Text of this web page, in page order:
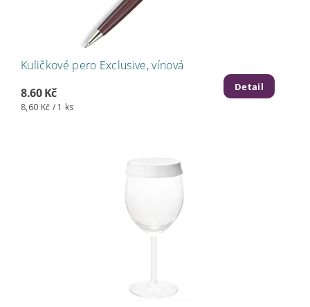
Kuličkové pero Exclusive, vínová
8.60 Kč
8,60 Kč / 1 ks
Detail